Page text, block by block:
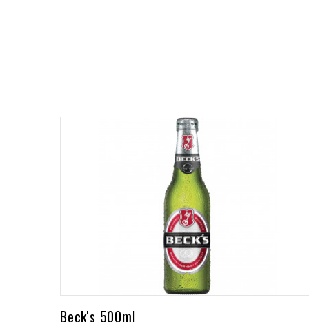
Beck's 500ml